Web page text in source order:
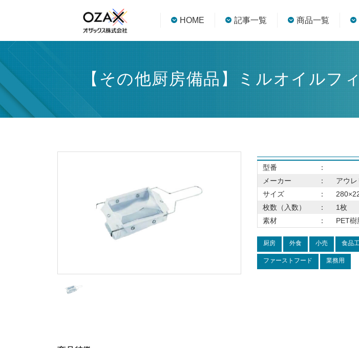
HOME 記事一覧 商品一覧
【その他厨房備品】ミルオイルフ
型番
：
メーカー
：
アウレ
サイズ
：
枚数（入数）
：
1枚
素材
： PET樹
厨房 外食 小売 食品
ファーストフード 業務用